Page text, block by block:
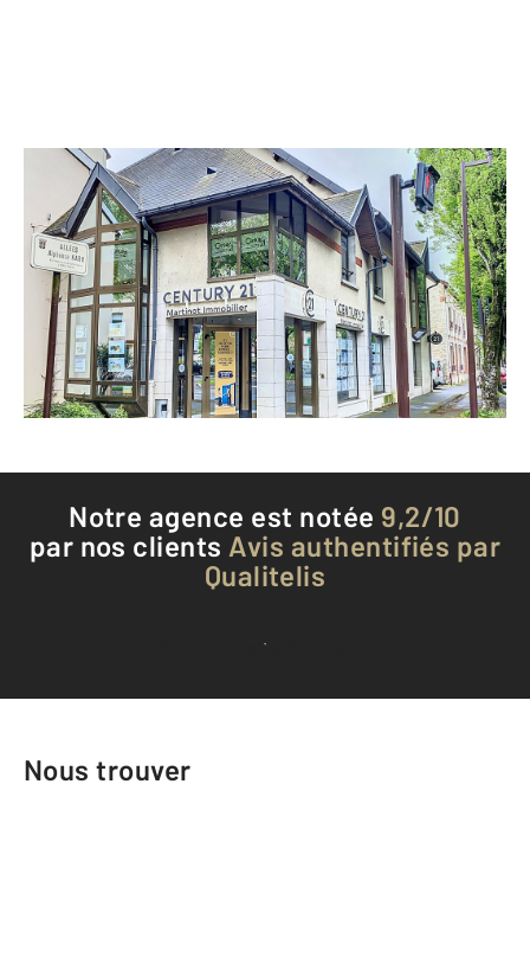
CENTURY 21 Martinot Immobilier
1 allée Alphonse Karr
CHALONS EN CHAMPAGNE - 51000
Envoyer un message
Téléphoner à l'agence
Notre agence est notée 9,2/10
par nos clients Avis authentifiés par
Qualitelis
Voir tous les avis clients
Nous trouver